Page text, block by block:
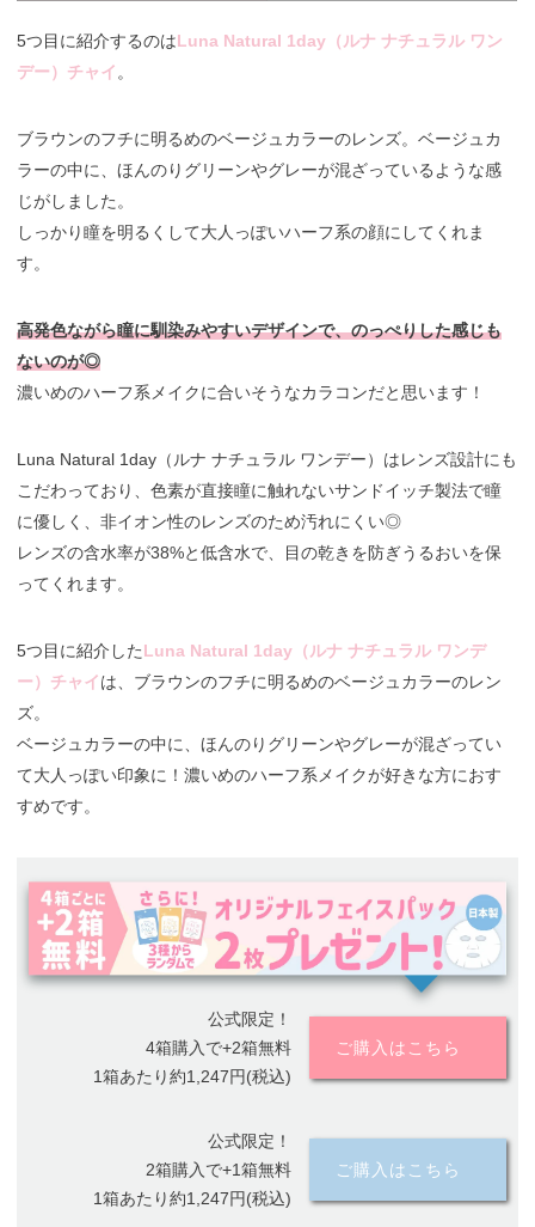
5つ目に紹介するのはLuna Natural 1day（ルナ ナチュラル ワン
デー）チャイ 。
ブラウンのフチに明るめのベージュカラーのレンズ。ベージュカ
ラーの中に、ほんのりグリーンやグレーが混ざっているような感
じがしました。
しっかり瞳を明るくして大人っぽいハーフ系の顔にしてくれま
す。
高発色ながら瞳に馴染みやすいデザインで、のっぺりした感じも
ないのが◎
濃いめのハーフ系メイクに合いそうなカラコンだと思います！
Luna Natural 1day（ルナ ナチュラル ワンデー）はレンズ設計にも
こだわっており、色素が直接瞳に触れないサンドイッチ製法で瞳
に優しく、非イオン性のレンズのため汚れにくい◎
レンズの含水率が38%と低含水で、目の乾きを防ぎうるおいを保
ってくれます。
5つ目に紹介したLuna Natural 1day（ルナ ナチュラル ワンデ
ー）チャイは、ブラウンのフチに明るめのベージュカラーのレン
ズ。
ベージュカラーの中に、ほんのりグリーンやグレーが混ざってい
て大人っぽい印象に！濃いめのハーフ系メイクが好きな方におす
すめです。
公式限定！
4箱購入で+2箱無料
1箱あたり約1,247円(税込)
ご購入はこちら
公式限定！
2箱購入で+1箱無料
1箱あたり約1,247円(税込)
ご購入はこちら